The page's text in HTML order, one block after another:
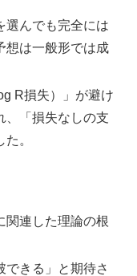
選んでも完全には
想は一般形では成
R損失）」が避け
、「損失なしの支
。
関連した理論の根
できる」と期待さ